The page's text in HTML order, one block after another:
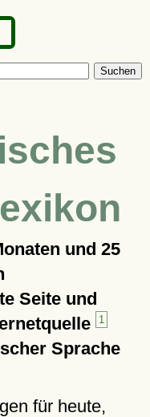
Suchen
und 25
Seite und
1
Sprache
für heute,